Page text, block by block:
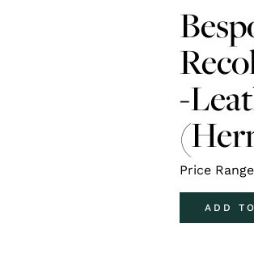
-
Price
ADD